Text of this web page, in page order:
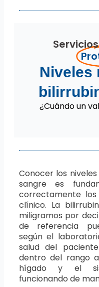
Niveles
¿Cuándo un
Conocer los
sangre es
correctamente
clínico. La
miligramos por
de referencia
según el
salud del
dentro del rango
hígado y el
funcionando de